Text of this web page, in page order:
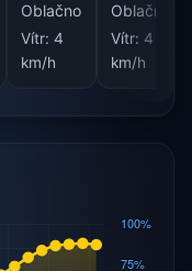
Oblačno
Vítr: 4
km/h
Oblačno
Vítr: 4
km/h